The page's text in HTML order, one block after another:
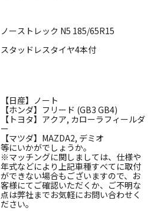
ノーストレック N5 185/65R15
スタッドレスタイヤ4本付
【日産】ノート
【ホンダ】フリード (GB3 GB4)
【トヨタ】アクア, カローラフィールダ
ー
【マツダ】MAZDA2, デミオ
等にいかがでしょうか。
※マッチングに関しましては、仕様や
年式などにより上記車種すべてに取付
ができない場合もございますので、お
客様にてご確認いただくか、ご不明な
点は弊社までお気軽にお問い合わせく
ださい。